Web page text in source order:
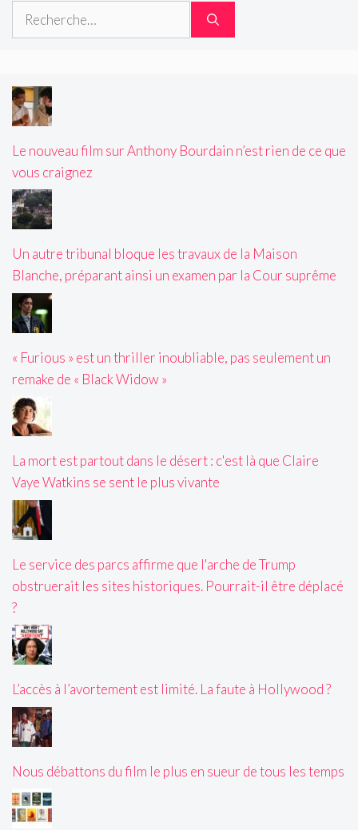
Rechercher :
Le nouveau film sur Anthony Bourdain n’est rien de ce que
vous craignez
Un autre tribunal bloque les travaux de la Maison
Blanche, préparant ainsi un examen par la Cour suprême
« Furious » est un thriller inoubliable, pas seulement un
remake de « Black Widow »
La mort est partout dans le désert : c'est là que Claire
Vaye Watkins se sent le plus vivante
Le service des parcs affirme que l'arche de Trump
obstruerait les sites historiques. Pourrait-il être déplacé
?
L’accès à l’avortement est limité. La faute à Hollywood ?
Nous débattons du film le plus en sueur de tous les temps